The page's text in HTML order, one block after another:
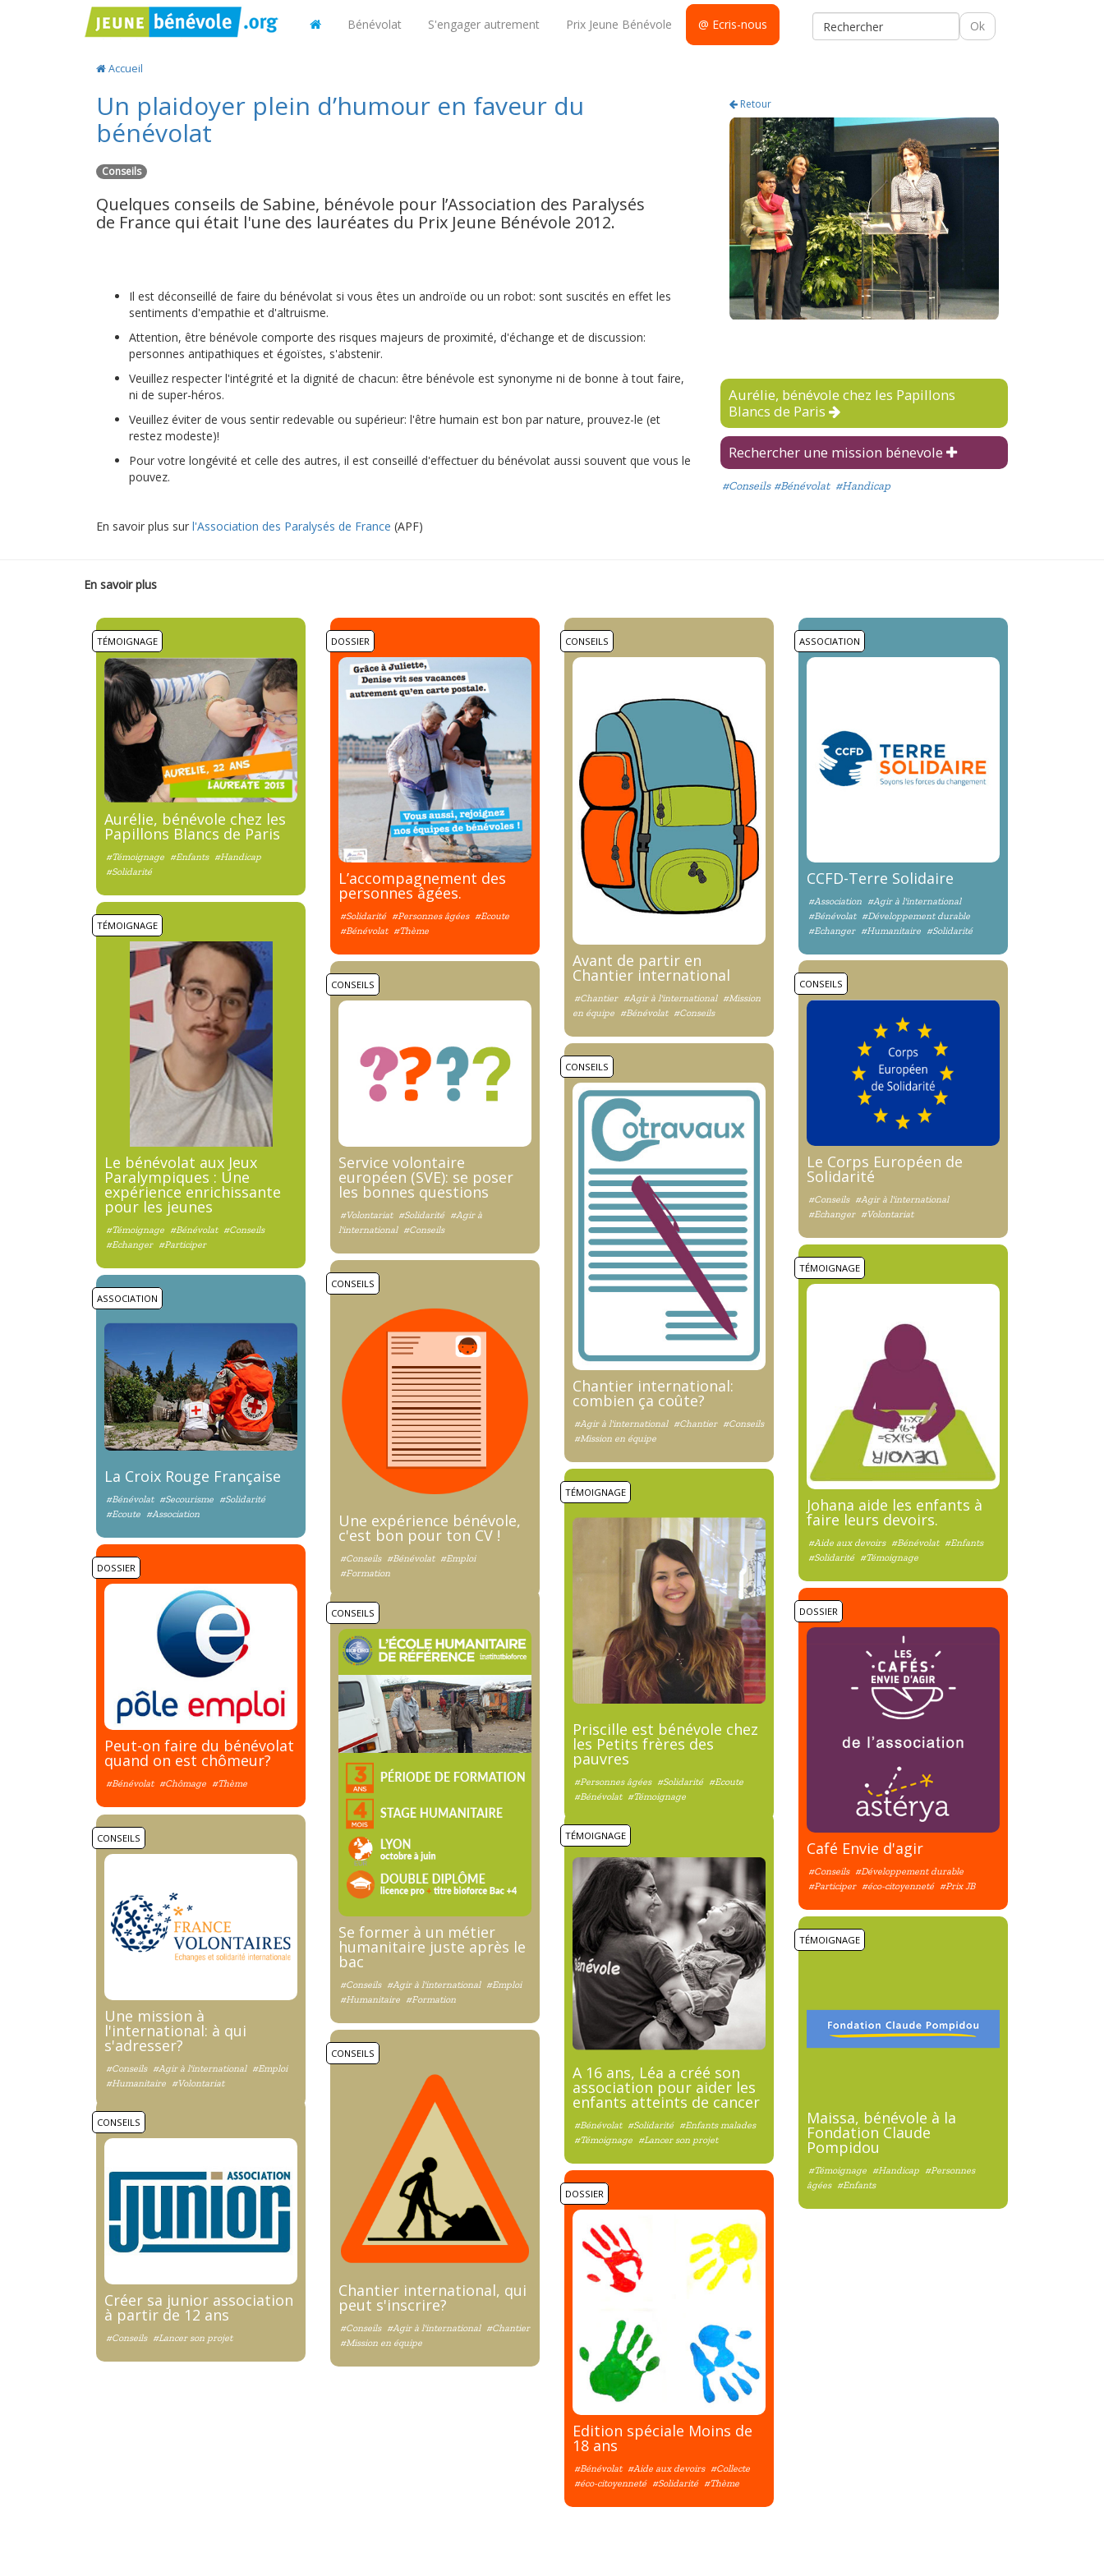
Bénévolat S'engager autrement Prix Jeune Bénévole @ Ecris-nous Ok
Accueil
Un plaidoyer plein d’humour en faveur du
bénévolat
Conseils
Quelques conseils de Sabine, bénévole pour l’Association des Paralysés
de France qui était l'une des lauréates du Prix Jeune Bénévole 2012.
Il est déconseillé de faire du bénévolat si vous êtes un androïde ou un robot: sont suscités en effet les
sentiments d'empathie et d'altruisme.
Attention, être bénévole comporte des risques majeurs de proximité, d'échange et de discussion:
personnes antipathiques et égoïstes, s'abstenir.
Veuillez respecter l'intégrité et la dignité de chacun: être bénévole est synonyme ni de bonne à tout faire,
ni de super-héros.
Veuillez éviter de vous sentir redevable ou supérieur: l'être humain est bon par nature, prouvez-le (et
restez modeste)!
Pour votre longévité et celle des autres, il est conseillé d'effectuer du bénévolat aussi souvent que vous le
pouvez.
En savoir plus sur l'Association des Paralysés de France (APF)
Retour
Aurélie, bénévole chez les Papillons
Blancs de Paris
Rechercher une mission bénevole
#Conseils #Bénévolat #Handicap
En savoir plus
TÉMOIGNAGE
Aurélie, bénévole chez les
Papillons Blancs de Paris
#Témoignage #Enfants #Handicap
#Solidarité
DOSSIER
L’accompagnement des
personnes âgées.
#Solidarité #Personnes âgées #Ecoute
#Bénévolat #Thème
CONSEILS
Avant de partir en
Chantier international
#Chantier #Agir à l'international #Mission
en équipe #Bénévolat #Conseils
ASSOCIATION
CCFD-Terre Solidaire
#Association #Agir à l'international
#Bénévolat #Développement durable
#Echanger #Humanitaire #Solidarité
TÉMOIGNAGE
Le bénévolat aux Jeux
Paralympiques : Une
expérience enrichissante
pour les jeunes
#Témoignage #Bénévolat #Conseils
#Echanger #Participer
CONSEILS
Le Corps Européen de
Solidarité
#Conseils #Agir à l'international
#Echanger #Volontariat
CONSEILS
Service volontaire
européen (SVE): se poser
les bonnes questions
#Volontariat #Solidarité #Agir à
l'international #Conseils
CONSEILS
Chantier international:
combien ça coûte?
#Agir à l'international #Chantier #Conseils
#Mission en équipe
TÉMOIGNAGE
Johana aide les enfants à
faire leurs devoirs.
#Aide aux devoirs #Bénévolat #Enfants
#Solidarité #Témoignage
CONSEILS
Une expérience bénévole,
c'est bon pour ton CV !
#Conseils #Bénévolat #Emploi
#Formation
ASSOCIATION
La Croix Rouge Française
#Bénévolat #Secourisme #Solidarité
#Ecoute #Association
TÉMOIGNAGE
Priscille est bénévole chez
les Petits frères des
pauvres
#Personnes âgées #Solidarité #Ecoute
#Bénévolat #Témoignage
DOSSIER
Peut-on faire du bénévolat
quand on est chômeur?
#Bénévolat #Chômage #Thème
DOSSIER
Café Envie d'agir
#Conseils #Développement durable
#Participer #éco-citoyenneté #Prix JB
CONSEILS
Se former à un métier
humanitaire juste après le
bac
#Conseils #Agir à l'international #Emploi
#Humanitaire #Formation
TÉMOIGNAGE
A 16 ans, Léa a créé son
association pour aider les
enfants atteints de cancer
#Bénévolat #Solidarité #Enfants malades
#Témoignage #Lancer son projet
CONSEILS
Une mission à
l'international: à qui
s'adresser?
#Conseils #Agir à l'international #Emploi
#Humanitaire #Volontariat
TÉMOIGNAGE
Maissa, bénévole à la
Fondation Claude
Pompidou
#Témoignage #Handicap #Personnes
âgées #Enfants
CONSEILS
Chantier international, qui
peut s'inscrire?
#Conseils #Agir à l'international #Chantier
#Mission en équipe
CONSEILS
Créer sa junior association
à partir de 12 ans
#Conseils #Lancer son projet
DOSSIER
Edition spéciale Moins de
18 ans
#Bénévolat #Aide aux devoirs #Collecte
#éco-citoyenneté #Solidarité #Thème